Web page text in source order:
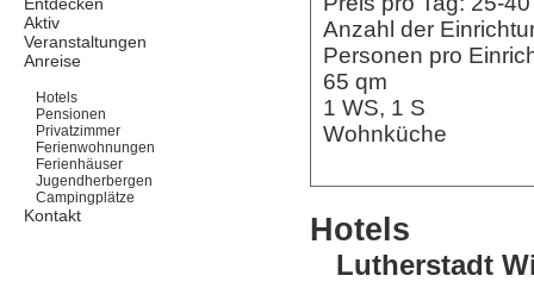
Aktiv
Veranstaltungen
Anreise
Hotels
Pensionen
Privatzimmer
Ferienwohnungen
Ferienhäuser
Jugendherbergen
Campingplätze
Kontakt
Anzahl der
Personen pro
65 qm
1 WS, 1 S
Wohnküche
Hotels
Lutherstadt